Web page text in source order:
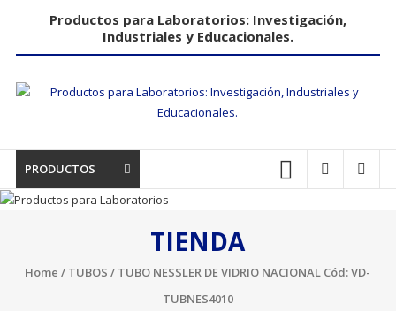
Laboratorios
Industriales
y
Productos para Laboratorios: Investigación,
Industriales y Educacionales.
PRODUCTOS
TIENDA
Home / TUBOS / TUBO NESSLER DE VIDRIO NACIONAL Cód: VD-
TUBNES4010